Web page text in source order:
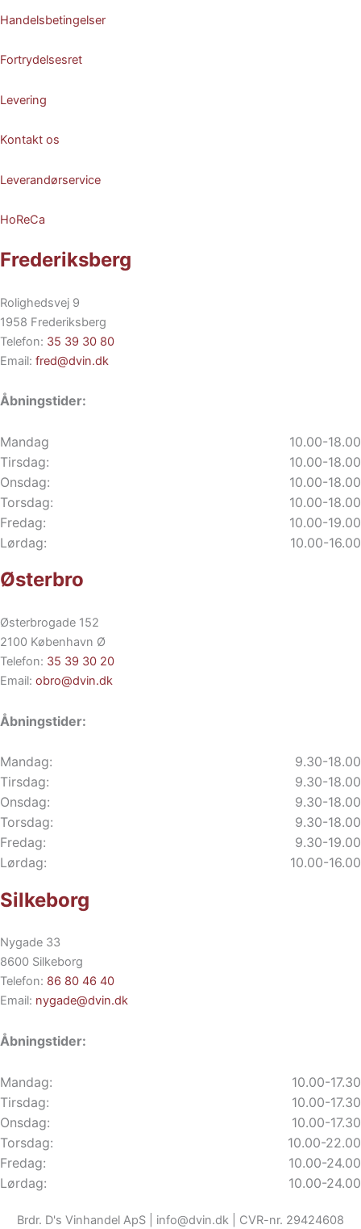
Handelsbetingelser
Fortrydelsesret
Levering
Kontakt os
Leverandørservice
HoReCa
Frederiksberg
Rolighedsvej 9
1958 Frederiksberg
Telefon: 35 39 30 80
Email: fred@dvin.dk
Åbningstider:
Mandag
10.00-18.00
Tirsdag:
10.00-18.00
Onsdag:
10.00-18.00
Torsdag:
10.00-18.00
Fredag:
10.00-19.00
Lørdag:
10.00-16.00
Østerbro
Østerbrogade 152
2100 København Ø
Telefon: 35 39 30 20
Email: obro@dvin.dk
Åbningstider:
Mandag:
9.30-18.00
Tirsdag:
9.30-18.00
Onsdag:
9.30-18.00
Torsdag:
9.30-18.00
Fredag:
9.30-19.00
Lørdag:
10.00-16.00
Silkeborg
Nygade 33
8600 Silkeborg
Telefon: 86 80 46 40
Email: nygade@dvin.dk
Åbningstider:
Mandag:
10.00-17.30
Tirsdag:
10.00-17.30
Onsdag:
10.00-17.30
Torsdag:
10.00-22.00
Fredag:
10.00-24.00
Lørdag:
10.00-24.00
Brdr. D's Vinhandel ApS | info@dvin.dk | CVR-nr. 29424608